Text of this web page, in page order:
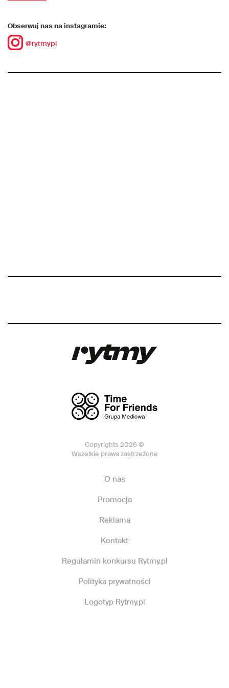
Obserwuj nas na instagramie:
@rytmypl
Copyrights 2026 ©
Wszelkie prawa zastrzeżone
O nas
Promocja
Reklama
Kontakt
Regulamin konkursu Rytmy.pl
Polityka prywatności
Logotyp Rytmy.pl